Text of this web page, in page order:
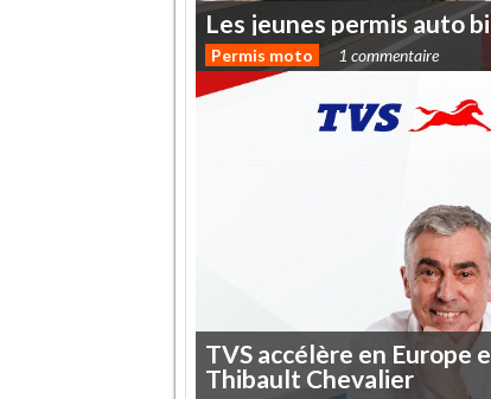
Les jeunes permis auto
Permis moto 1 commentaire
TVS accélère en Europe
Thibault Chevalier